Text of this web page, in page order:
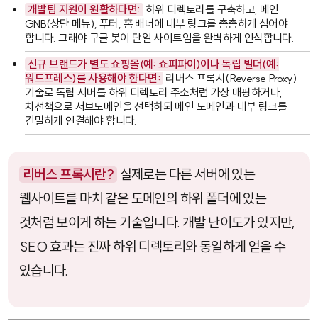
개발팀 지원이 원활하다면: 하위 디렉토리를 구축하고, 메인
GNB(상단 메뉴), 푸터, 홈 배너에 내부 링크를 촘촘하게 심어야
합니다. 그래야 구글 봇이 단일 사이트임을 완벽하게 인식합니다.
신규 브랜드가 별도 쇼핑몰(예: 쇼피파이)이나 독립 빌더(예:
워드프레스)를 사용해야 한다면: 리버스 프록시(Reverse Proxy)
기술로 독립 서버를 하위 디렉토리 주소처럼 가상 매핑하거나,
차선책으로 서브도메인을 선택하되 메인 도메인과 내부 링크를
긴밀하게 연결해야 합니다.
리버스 프록시란? 실제로는 다른 서버에 있는
웹사이트를 마치 같은 도메인의 하위 폴더에 있는
것처럼 보이게 하는 기술입니다. 개발 난이도가 있지만,
SEO 효과는 진짜 하위 디렉토리와 동일하게 얻을 수
있습니다.